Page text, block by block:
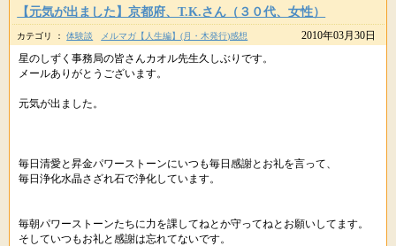
【元気が出ました】京都府、T.K.さん（３０代、女性）
カテゴリ ：体験談 メルマガ【人生編】(月・木発行)感想
2010年03月30日
星のしずく事務局の皆さんカオル先生久しぶりです。
メールありがとうございます。
元気が出ました。
毎日清愛と昇金パワーストーンにいつも毎日感謝とお礼を言って、
毎日浄化水晶さざれ石で浄化しています。
毎朝パワーストーンたちに力を課してねとか守ってねとお願いしてます。
そしていつもお礼と感謝は忘れてないです。